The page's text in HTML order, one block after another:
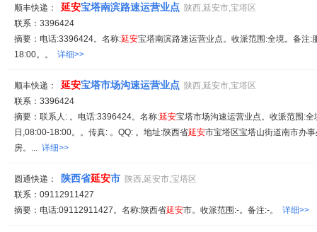
顺丰快递： 延安宝塔南滨路速运营业点 陕西,延安市,宝塔区
联系：3396424
摘要：电话:3396424。名称:延安宝塔南滨路速运营业点。收派范围:全境。备注:
18:00。。 详细>>
顺丰快递： 延安宝塔市场沟速运营业点 陕西,延安市,宝塔区
联系：3396424
摘要：联系人: 。电话:3396424。名称:延安宝塔市场沟速运营业点。收派范围:
日,08:00-18:00。。传真: 。QQ: 。地址:陕西省延安市宝塔区宝塔山街道南市办
房。... 详细>>
圆通快递： 陕西省延安市 陕西,延安市,宝塔区
联系：09112911427
摘要：电话:09112911427。名称:陕西省延安市。收派范围:-。备注:-。 详细>>